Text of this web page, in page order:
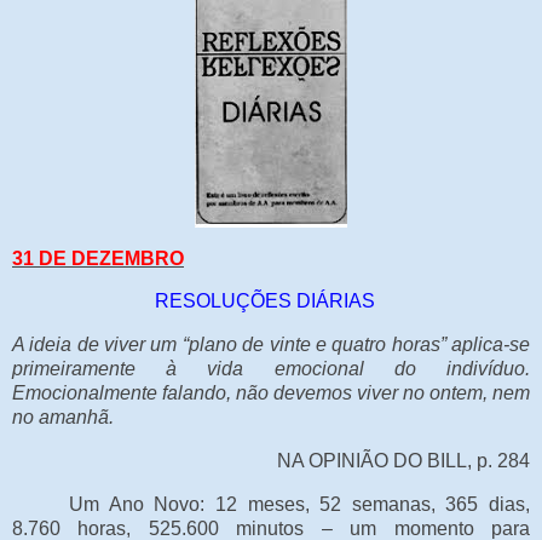
31 DE DEZEMBRO
RESOLUÇÕES DIÁRIAS
A ideia de viver um “plano de vinte e quatro horas” aplica-se
primeiramente à vida emocional do indivíduo.
Emocionalmente falando, não devemos viver no ontem, nem
no amanhã.
NA OPINIÃO DO BILL, p. 284
Um Ano Novo: 12 meses, 52 semanas, 365 dias,
8.760 horas, 525.600 minutos – um momento para